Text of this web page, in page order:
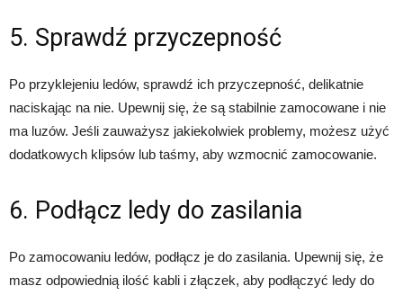
5. Sprawdź przyczepność
Po przyklejeniu ledów, sprawdź ich przyczepność, delikatnie
naciskając na nie. Upewnij się, że są stabilnie zamocowane i nie
ma luzów. Jeśli zauważysz jakiekolwiek problemy, możesz użyć
dodatkowych klipsów lub taśmy, aby wzmocnić zamocowanie.
6. Podłącz ledy do zasilania
Po zamocowaniu ledów, podłącz je do zasilania. Upewnij się, że
masz odpowiednią ilość kabli i złączek, aby podłączyć ledy do